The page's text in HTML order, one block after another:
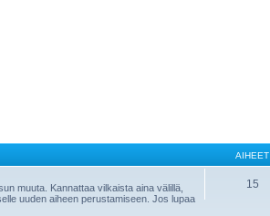
AIHEET
muuta. Kannattaa vilkaista aina välillä,
uuden aiheen perustamiseen. Jos lupaa
15